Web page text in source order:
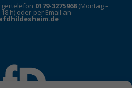
0179-3275968(Montag –
h) oder per Email an